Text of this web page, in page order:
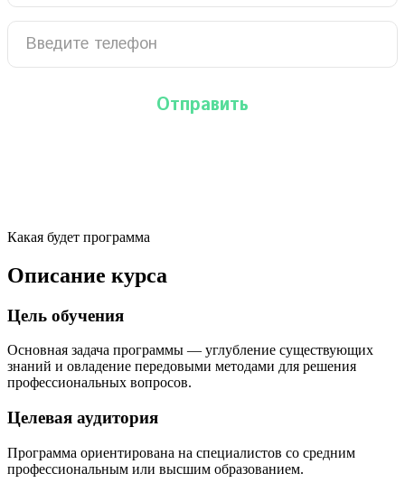
Какая будет программа
Описание курса
Цель обучения
Основная задача программы — углубление существующих
знаний и овладение передовыми методами для решения
профессиональных вопросов.
Целевая аудитория
Программа ориентирована на специалистов со средним
профессиональным или высшим образованием.